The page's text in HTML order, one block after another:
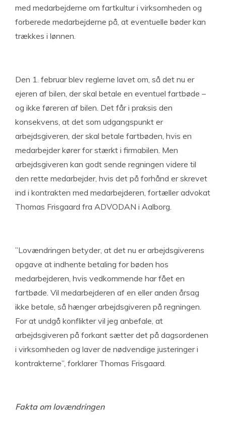
med medarbejderne om fartkultur i virksomheden og
forberede medarbejderne på, at eventuelle bøder kan
trækkes i lønnen.
Den 1. februar blev reglerne lavet om, så det nu er
ejeren af bilen, der skal betale en eventuel fartbøde –
og ikke føreren af bilen. Det får i praksis den
konsekvens, at det som udgangspunkt er
arbejdsgiveren, der skal betale fartbøden, hvis en
medarbejder kører for stærkt i firmabilen. Men
arbejdsgiveren kan godt sende regningen videre til
den rette medarbejder, hvis det på forhånd er skrevet
ind i kontrakten med medarbejderen, fortæller advokat
Thomas Frisgaard fra ADVODAN i Aalborg.
”Lovændringen betyder, at det nu er arbejdsgiverens
opgave at indhente betaling for bøden hos
medarbejderen, hvis vedkommende har fået en
fartbøde. Vil medarbejderen af en eller anden årsag
ikke betale, så hænger arbejdsgiveren på regningen.
For at undgå konflikter vil jeg anbefale, at
arbejdsgiveren på forkant sætter det på dagsordenen
i virksomheden og laver de nødvendige justeringer i
kontrakterne”, forklarer Thomas Frisgaard.
Fakta om lovændringen